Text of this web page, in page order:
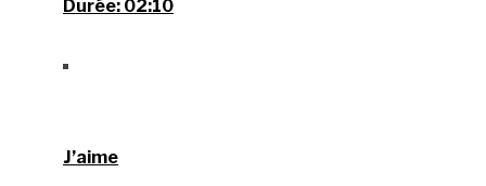
Durée: 02:10
J’aime